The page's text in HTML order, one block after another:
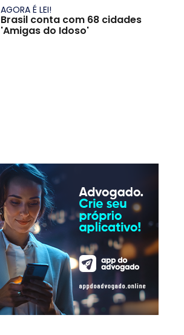
AGORA É LEI!
Brasil conta com 68 cidades
'Amigas do Idoso'